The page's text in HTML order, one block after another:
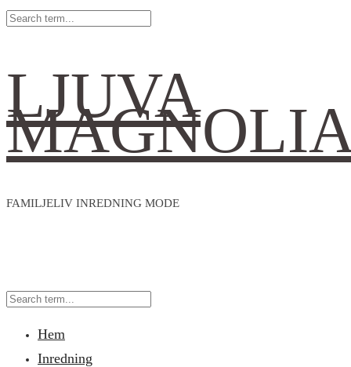
LJUVA
FAMILJELIV INREDNING MODE
Hem
Inredning